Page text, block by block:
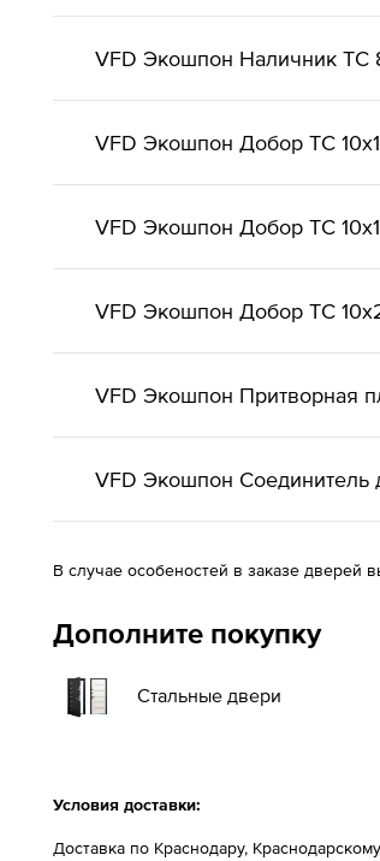
VFD Экошпон Наличник ТС
VFD Экошпон Добор ТС
VFD Экошпон Добор ТС
VFD Экошпон Добор ТС
VFD Экошпон Притворная
VFD Экошпон Соединитель
В случае особеностей в заказе дверей
Дополните покупку
Стальные двери
Условия доставки:
Доставка по Краснодару,